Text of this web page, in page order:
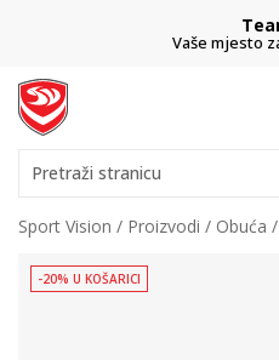
Vaše mjesto za
Pretraži stranicu
Sport Vision Proizvodi Obuća
-20% U KOŠARICI